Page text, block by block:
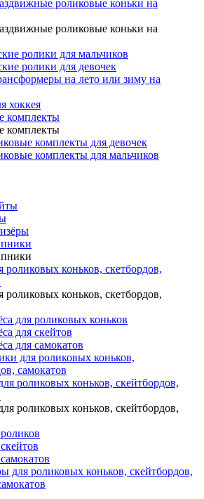
роликовые коньки на
роликовые коньки на
ролики для мальчиков
ролики для девочек
на лето или зиму на
хоккея
комплекты
комплекты
комплекты для девочек
комплекты для мальчиков
роликовых коньков, скетбордов,
роликовых коньков, скетбордов,
для роликовых коньков
для скейтов
для самокатов
для роликовых коньков,
самокатов
роликовых коньков, скейтбордов,
роликовых коньков, скейтбордов,
для роликовых коньков, скейтбордов,